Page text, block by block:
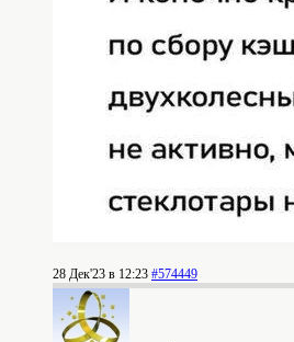
28 Дек'23 в 12:23 #574449